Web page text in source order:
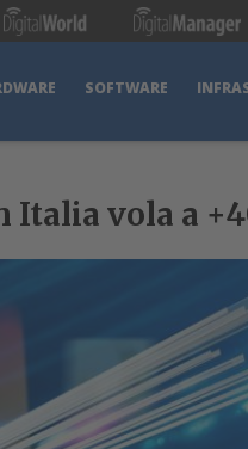
SOFTWARE
Italia vola a